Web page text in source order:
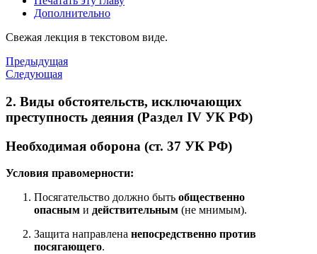
Дополнительно
Свежая лекция в текстовом виде.
Предыдущая
Следующая
2. Виды обстоятельств, исключающих
преступность деяния (Раздел IV УК РФ)
Необходимая оборона (ст. 37 УК РФ)
Условия правомерности:
Посягательство должно быть общественно
опасным и действительным (не мнимым).
Защита направлена непосредственно против
посягающего.